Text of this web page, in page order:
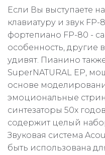
Если Вы выступаете
клавиатуру и звук FP-
фортепиано FP-80 -
особенность, другие
удивят. Пианино
SuperNATURAL EP,
основе
эмоциональные
синтезаторы 50х
содержит целый
Звуковая система
быть использована